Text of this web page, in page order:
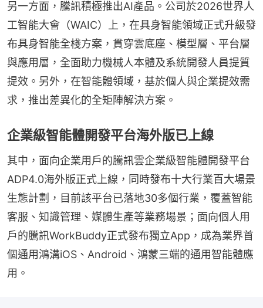
另一方面，騰訊積極推出AI產品。公司於2026世界人
工智能大會（WAIC）上，在具身智能領域正式升級發
布具身智能全棧方案，貫穿雲底座、模型層、平台層
與應用層，全面助力機械人本體及系統開發人員提質
提效。另外，在智能體領域，基於個人與企業提效需
求，推出差異化的全矩陣解決方案。
企業級智能體開發平台海外版已上線
其中，面向企業用戶的騰訊雲企業級智能體開發平台
ADP4.0海外版正式上線，同時發布十大行業百大場景
生態計劃，目前該平台已落地30多個行業，覆蓋智能
客服、知識管理、媒體生產等業務場景；面向個人用
戶的騰訊WorkBuddy正式發布獨立App，成為業界首
個通用鴻溝iOS、Android、鴻蒙三端的通用智能體應
用。